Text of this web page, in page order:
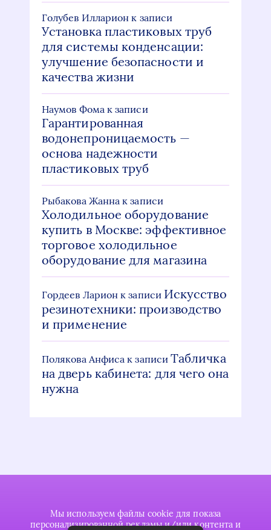
Голубев Илларион к записи
Установка пластиковых труб
для системы конденсации:
улучшение безопасности и
качества жизни
Наумов Фомак записи
Гарантированная
водонепроницаемость —
основа надежности
пластиковых труб
Рыбакова Жанна к записи
Холодильное оборудование
купить в Москве: эффективное
торговое холодильное
оборудование для магазина
Гордеев Ларион к записи Искусство
резинотехники: производство
и применение
Полякова Анфиса к записиТабличка
на дверь кабинета: для чего она
нужна
Мы используем файлы cookie для показа
персонализированной рекламы и/или контента и